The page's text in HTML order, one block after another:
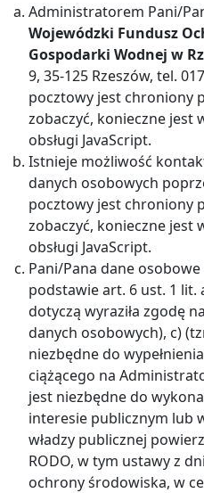
Administratorem Pani/
Wojewódzki Fundusz
Gospodarki Wodnej w
9, 35-125 Rzeszów, tel.
pocztowy jest chroniony
zobaczyć, konieczne jest
obsługi JavaScript.
Istnieje możliwość
danych osobowych
pocztowy jest chroniony
zobaczyć, konieczne jest
obsługi JavaScript.
Pani/Pana dane
podstawie art. 6 ust. 1 lit.
dotyczą wyraziła zgodę
danych osobowych), c)
niezbędne do
ciążącego na
jest niezbędne do
interesie publicznym lub
władzy publicznej
RODO, w tym ustawy z
ochrony środowiska, w